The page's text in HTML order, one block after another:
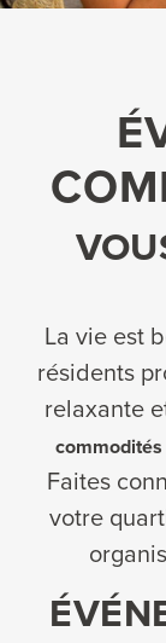
La vie est
résidents
relaxante
commodités
Faites
votre